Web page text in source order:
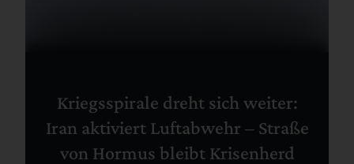
Kriegsspirale dreht sich weiter:
Iran aktiviert Luftabwehr – Straße
von Hormus bleibt Krisenherd